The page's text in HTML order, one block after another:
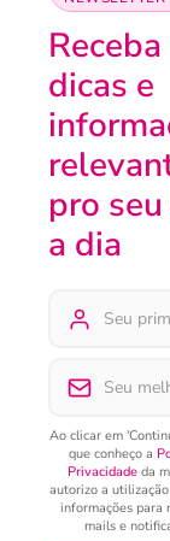
Receba
dicas e
pro
a dia
Ao clicar em
que conheço a
Privacidadeda
autorizo a
informações para
mails e